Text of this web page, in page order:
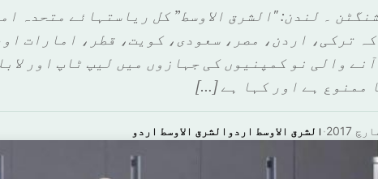
۔ لندن: "الشرق الاوسط” کل ریاستہائے متحدہ
کہ ترکی، اردن، مصر، سعودی، کویت، قطر، امارات
والی نو کمپنیوں کی جہازوں میں لیپ ٹاپ اور
ممنوع ہے اور کہا ہے […]
الشرق الاوسط اردوالشرق الاوسط اردو ·